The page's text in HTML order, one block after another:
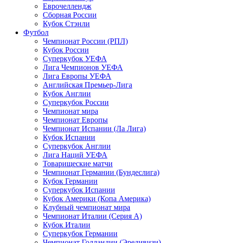
Еврочеллендж
Сборная России
Кубок Стэнли
Футбол
Чемпионат России (РПЛ)
Кубок России
Суперкубок УЕФА
Лига Чемпионов УЕФА
Лига Европы УЕФА
Английская Премьер-Лига
Кубок Англии
Суперкубок России
Чемпионат мира
Чемпионат Европы
Чемпионат Испании (Ла Лига)
Кубок Испании
Суперкубок Англии
Лига Наций УЕФА
Товарищеские матчи
Чемпионат Германии (Бундеслига)
Кубок Германии
Суперкубок Испании
Кубок Америки (Копа Америка)
Клубный чемпионат мира
Чемпионат Италии (Серия А)
Кубок Италии
Суперкубок Германии